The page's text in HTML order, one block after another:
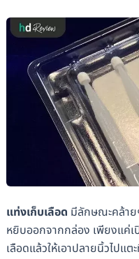
แท่งเก็บเลือด มีลักษณะคล้าย
หยิบออกจากกล่อง เพียงแค่เปิ
เลือดแล้วให้เอาปลายนิ้วไปแ